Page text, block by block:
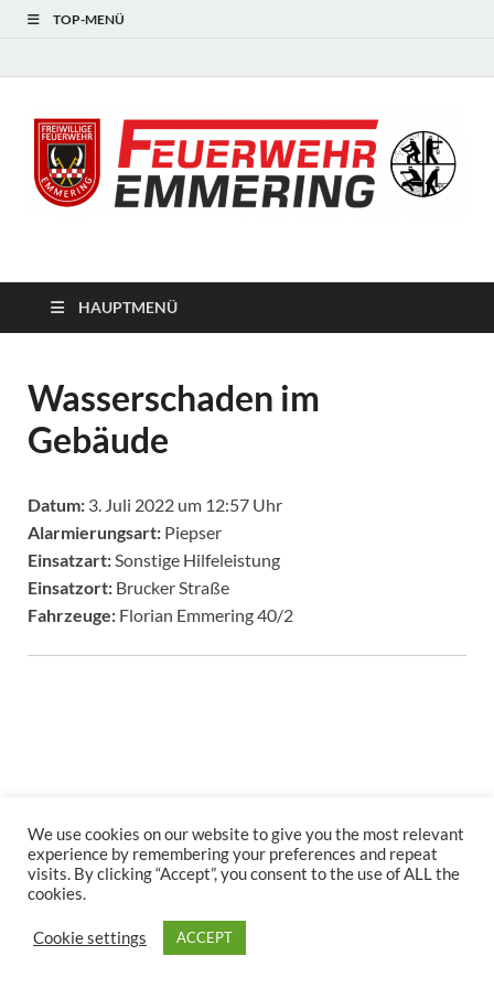
TOP-MENÜ
HAUPTMENÜ
Wasserschaden im
Gebäude
Datum: 3. Juli 2022 um 12:57 Uhr
Alarmierungsart: Piepser
Einsatzart: Sonstige Hilfeleistung
Einsatzort: Brucker Straße
Fahrzeuge: Florian Emmering 40/2
Copyright © 2026.
Stolz präsentiertWordPressundHitMag.
We use cookies on our website to give you the most relevant
experience by remembering your preferences and repeat
visits. By clicking “Accept”, you consent to the use of ALL the
cookies.
Cookie settings ACCEPT